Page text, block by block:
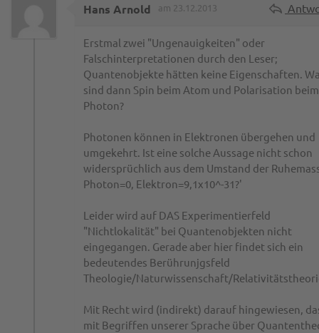
Hans Arnold am 23.12.2013
Erstmal zwei "Ungenauigkeiten" oder
Falschinterpretationen durch den Leser;
Quantenobjekte hätten keine Eigenschaften.
sind dann Spin beim Atom und Polarisation beim
Photon?
Photonen können in Elektronen übergehen und
umgekehrt. Ist eine solche Aussage nicht schon
widersprüchlich aus dem Umstand der
Photon=0, Elektron=9,1x10^-31?'
Leider wird auf DAS Experimentierfeld
"Nichtlokalität" bei Quantenobjekten nicht
eingegangen. Gerade aber hier findet sich ein
bedeutendes Berührunjgsfeld
Theologie/Naturwissenschaft/
Mit Recht wird (indirekt) darauf hingewiesen,
mit Begriffen unserer Sprache über